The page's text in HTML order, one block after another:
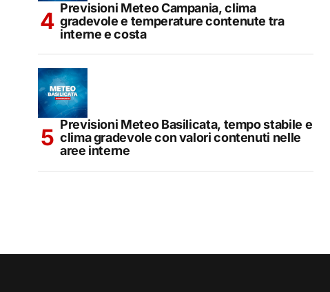
Previsioni Meteo Campania, clima
gradevole e temperature contenute tra
interne e costa
Previsioni Meteo Basilicata, tempo stabile e
clima gradevole con valori contenuti nelle
aree interne